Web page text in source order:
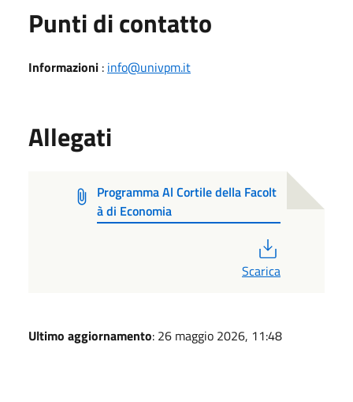
Punti di contatto
Informazioni : info@univpm.it
Allegati
Programma Al Cortile della Facolt
à di Economia
Scarica
Ultimo aggiornamento: 26 maggio 2026, 11:48